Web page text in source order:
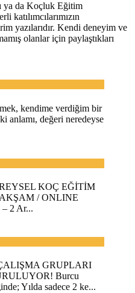
ya da Koçluk Eğitim
katılımcılarımızın
yazılarıdır. Kendi deneyim ve
olanlar için paylaştıkları
kendime verdiğim bir
değeri neredeyse
KOÇ EĞİTİM
/ ONLINE
2 Ar...
GRUPLARI
Burcu
Yılda sadece 2 ke...